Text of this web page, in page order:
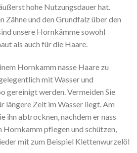
hohe Nutzungsdauer hat.
Zähne und den Grundfalz über den
unsere Hornkämme sowohl
als auch für die Haare.
Hornkamm nasse Haare zu
mit Wasser und
gereinigt werden. Vermeiden Sie
längere Zeit im Wasser liegt. Am
ihn abtrocknen, nachdem er nass
Hornkamm pflegen und schützen,
mit zum Beispiel Klettenwurzelöl